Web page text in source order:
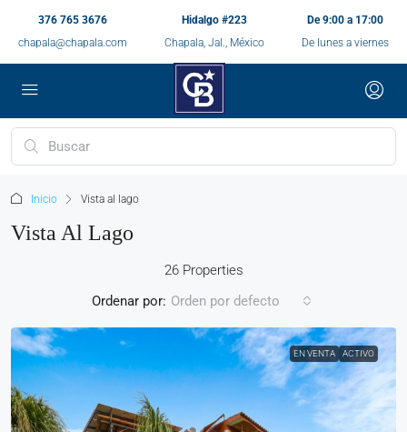
376 765 3676
chapala@chapala.com
Hidalgo #223
Chapala, Jal., México
De 9:00 a 17:00
De lunes a viernes
Inicio Vista al lago
Vista Al Lago
26 Properties
Ordenar por: Orden por defecto
EN VENTA ACTIVO